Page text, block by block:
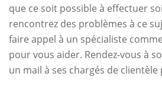
que ce soit possible à effectuer
rencontrez des problèmes à ce
faire appel à un spécialiste
pour vous aider. Rendez-vous à
un mail à ses chargés de